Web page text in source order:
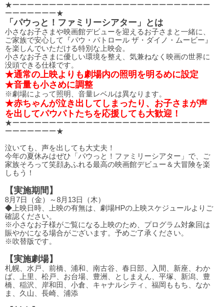
★ーーーーーーーーーーーーーーーーーーーーーーーーーーー
ーーーーーーー★
「パウっと！ファミリーシアター」とは
小さなお子さまや映画館デビューを迎えるお子さまと一緒に、
ご家族で安心して『パウ・パトロール ザ・ダイノ・ムービー』
を楽しんでいただける特別な上映会。
小さなお子さまに優しい環境を整え、気兼ねなく映画の世界に
没頭できる仕様です。
★通常の上映よりも劇場内の照明を明るめに設定
★音量も小さめに調整
※劇場によって照明、音量レベルは異なります。
★赤ちゃんが泣き出してしまったり、お子さまが声
を出してパウパトたちを応援しても大歓迎！
★ーーーーーーーーーーーーーーーーーーーーーーーーーーー
ーーーーーーー★
泣いても、声を出しても大丈夫！
今年の夏休みはぜひ「パウっと！ファミリーシアター」で、ご
家族そろって笑顔あふれる最高の映画館デビュー＆大冒険を楽
しもう！
【実施期間】
8月7日（金）～8月13日（木）
◆上映日時、上映の有無は、劇場HPの上映スケジュールよりご
確認ください。
※小さなお子様がご覧になる上映のため、プログラム対象回は
賑やかになる場合がございます。予めご了承ください。
※吹替版です。
【実施劇場】
札幌、水戸、前橋、浦和、南古谷、春日部、入間、新座、わか
ば、上里、松戸、お台場、豊洲、としまえん、平塚、新潟、豊
橋、稲沢、岸和田、小倉、キャナルシティ、福岡ももち、なか
ま、久山、長崎、浦添